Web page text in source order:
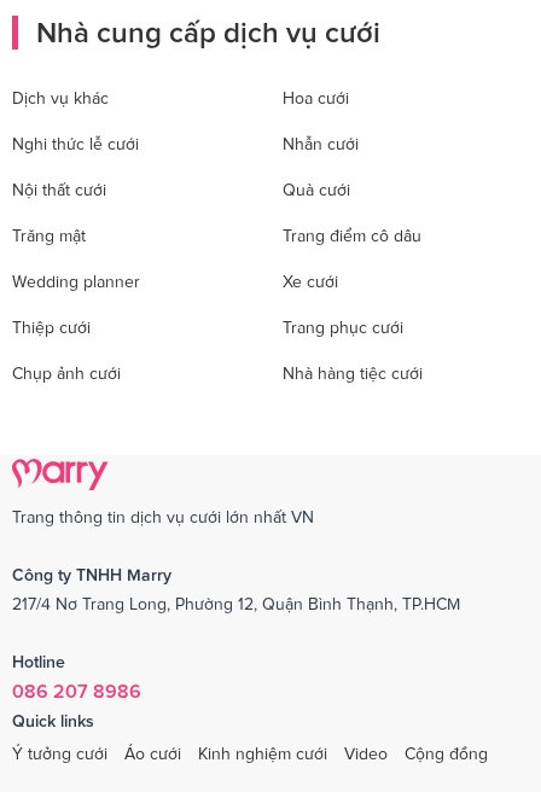
Nhà cung cấp dịch vụ cưới
Dịch vụ khác Hoa cưới
Nghi thức lễ cưới Nhẫn cưới
Nội thất cưới Quà cưới
Trăng mật Trang điểm cô dâu
Wedding planner Xe cưới
Thiệp cưới Trang phục cưới
Chụp ảnh cưới Nhà hàng tiệc cưới
Trang thông tin dịch vụ cưới lớn nhất VN
Công ty TNHH Marry
217/4 Nơ Trang Long, Phường 12, Quận Bình Thạnh, TP.HCM
Hotline
086 207 8986
Quick links
Ý tưởng cưới
Áo cưới Kinh nghiệm cưới Video Cộng đồng